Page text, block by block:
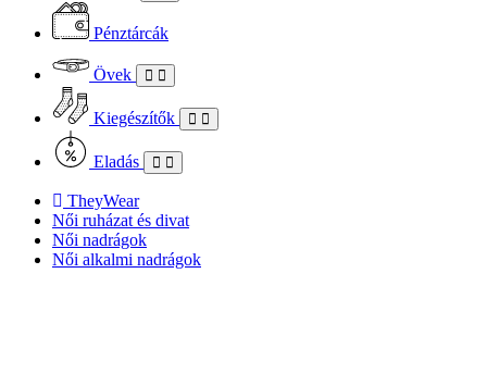
Pénztárcák
Övek
Kiegészítők
Eladás
TheyWear
Női ruházat és divat
Női nadrágok
Női alkalmi nadrágok